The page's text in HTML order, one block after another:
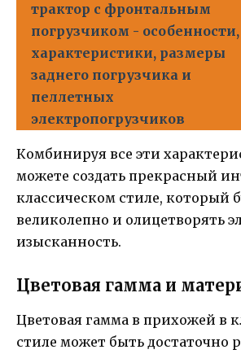
трактор с фронтальным
погрузчиком - особенности,
характеристики, размеры
заднего погрузчика и
пеллетных
электропогрузчиков
Комбинируя все эти
можете создать прекрасный
классическом стиле, который
великолепно и олицетворять
изысканность.
Цветовая гамма и
Цветовая гамма в прихожей в
стиле может быть достаточно